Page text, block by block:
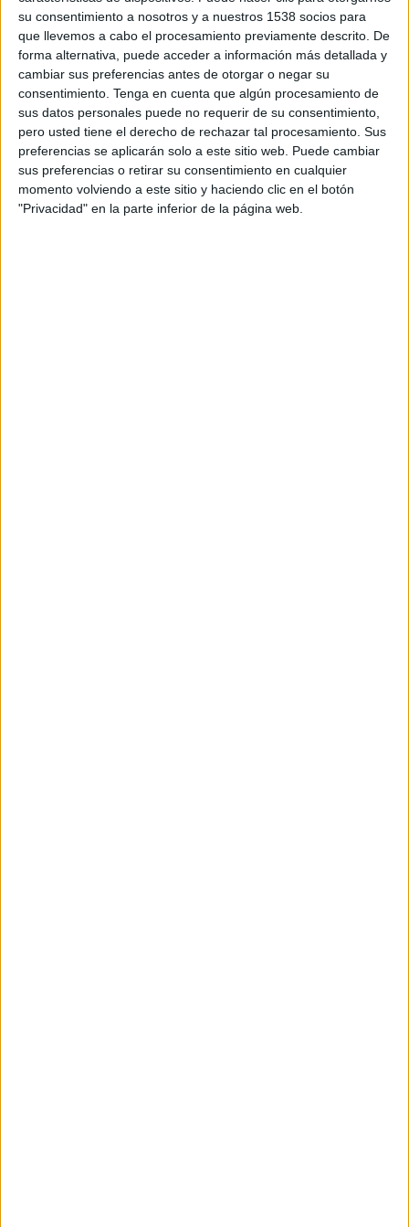
su consentimiento a nosotros y a nuestros 1538 socios para
que llevemos a cabo el procesamiento previamente descrito. De
forma alternativa, puede acceder a información más detallada y
cambiar sus preferencias antes de otorgar o negar su
consentimiento. Tenga en cuenta que algún procesamiento de
sus datos personales puede no requerir de su consentimiento,
pero usted tiene el derecho de rechazar tal procesamiento. Sus
preferencias se aplicarán solo a este sitio web. Puede cambiar
sus preferencias o retirar su consentimiento en cualquier
momento volviendo a este sitio y haciendo clic en el botón
"Privacidad" en la parte inferior de la página web.
trànsiten donarpositiu en drogues (cocaïna i
THC). Elsocupants de l’autocaravana, amb
matrícula francesa, i els seusdos gossos
resultaril·lesosen elsinistre.
ImprimirEnvia
un
amic
PDF